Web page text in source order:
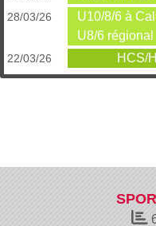
28/03/26
U10/8/6 à
U8/6 régional
22/03/26 HCS/